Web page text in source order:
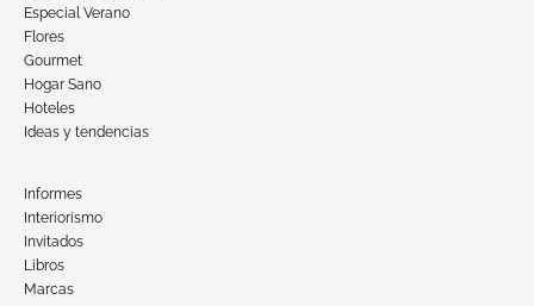
Especial Verano
Flores
Gourmet
Hogar Sano
Hoteles
Ideas y tendencias
Informes
Interiorismo
Invitados
Libros
Marcas